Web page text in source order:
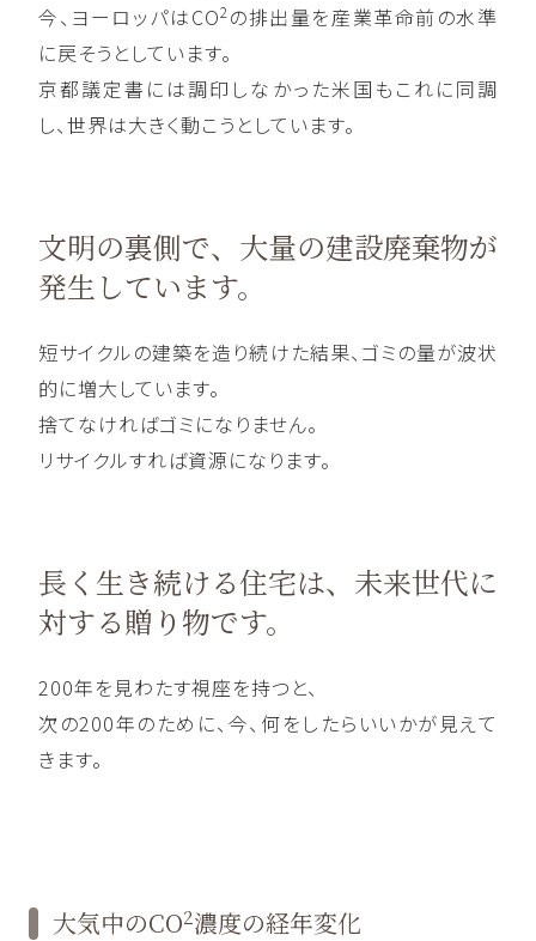
今、ヨーロッパはCO2 の排出量を産業革命前の水準
に戻そうとしています。
京都議定書には調印しなかった米国もこれに同調
し、世界は大きく動こうとしています。
文明の裏側で、 大量の建設廃棄物が
発生しています。
短サイクルの建築を造り続けた結果、ゴミの量が波状
的に増大しています。
捨てなければゴミになりません。
リサイクルすれば資源になります。
長く生き続ける住宅は、 未来世代に
対する贈り物です。
200年を見わたす視座を持つと、
次の200年のために、今、何をしたらいいかが見えて
きます。
大気中のCO2濃度の経年変化